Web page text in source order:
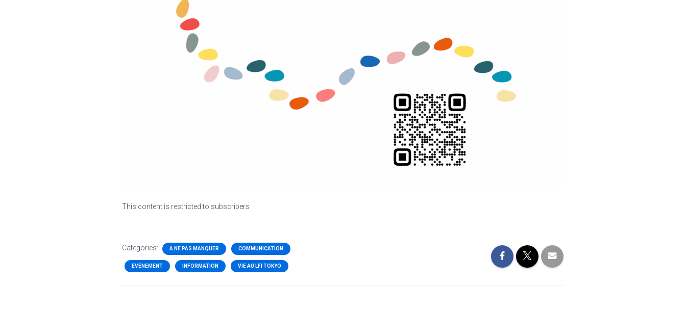
This content is restricted to subscribers
Categories: A NE PAS MANQUER COMMUNICATION
EVÉNEMENT INFORMATION VIE AU LFI TOKYO